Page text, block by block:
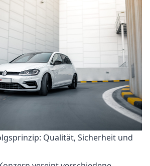
Qualität, Sicherheit und